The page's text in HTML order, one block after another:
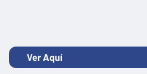
Ver Aquí